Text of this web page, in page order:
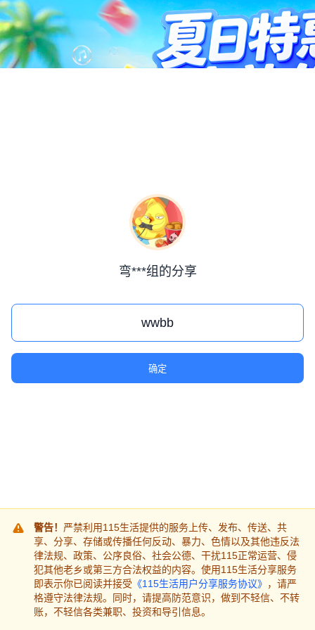
弯***组的分享
确定
警告！ 严禁利用115生活提供的服务上传、发布、传送、共
享、分享、存储或传播任何反动、暴力、色情以及其他违反法
律法规、政策、公序良俗、社会公德、干扰115正常运营、侵
犯其他老乡或第三方合法权益的内容。使用115生活分享服务
即表示你已阅读并接受 《115生活用户分享服务协议》 ，请严
格遵守法律法规。同时，请提高防范意识，做到不轻信、不转
账，不轻信各类兼职、投资和导引信息。